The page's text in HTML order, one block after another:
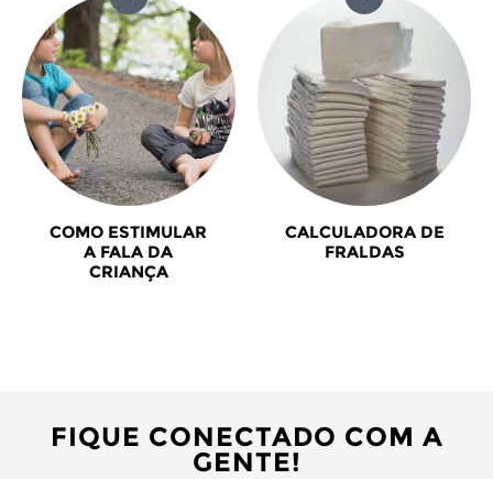
COMO ESTIMULAR
A FALA DA
CRIANÇA
CALCULADORA DE
FRALDAS
FIQUE CONECTADO COM A
GENTE!